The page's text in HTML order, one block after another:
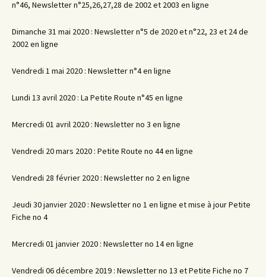
n°46, Newsletter n°25,26,27,28 de 2002 et 2003 en ligne
Dimanche 31 mai 2020 : Newsletter n°5 de 2020 et n°22, 23 et 24 de
2002 en ligne
Vendredi 1 mai 2020 : Newsletter n°4 en ligne
Lundi 13 avril 2020 : La Petite Route n°45 en ligne
Mercredi 01 avril 2020 : Newsletter no 3 en ligne
Vendredi 20 mars 2020 : Petite Route no 44 en ligne
Vendredi 28 février 2020 : Newsletter no 2 en ligne
Jeudi 30 janvier 2020 : Newsletter no 1 en ligne et mise à jour Petite
Fiche no 4
Mercredi 01 janvier 2020 : Newsletter no 14 en ligne
Vendredi 06 décembre 2019 : Newsletter no 13 et Petite Fiche no 7